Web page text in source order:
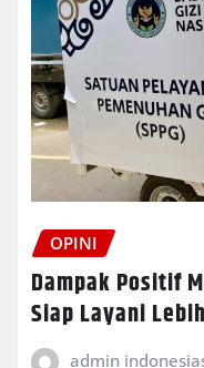
OPINI
Dampak Positif
Siap Layani
admin